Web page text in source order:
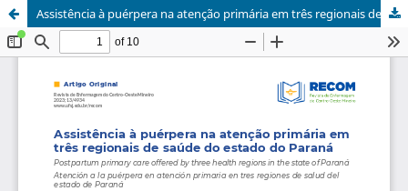
Assistência à puérpera na atenção primária em três regionais de saúde do estado do Paraná